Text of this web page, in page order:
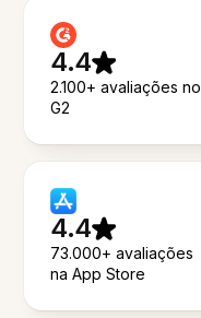
4.4
2.100+ avaliações no
G2
4.4
73.000+ avaliações
na App Store